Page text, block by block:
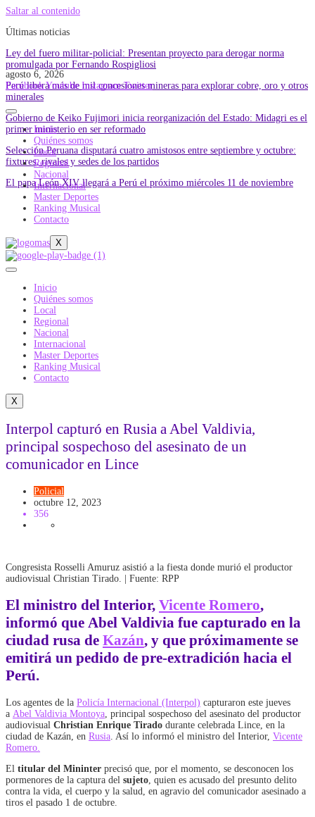
Saltar al contenido
Últimas noticias
Ley del fuero militar-policial: Presentan proyecto para derogar norma
promulgada por Fernando Rospigliosi
Perú libera más de mil concesiones mineras para explorar cobre, oro y otros
minerales
Gobierno de Keiko Fujimori inicia reorganización del Estado: Midagri es el
primer ministerio en ser reformado
Selección Peruana disputará cuatro amistosos entre septiembre y octubre:
fixtures, rivales y sedes de los partidos
El papa León XIV llegará a Perú el próximo miércoles 11 de noviembre
agosto 6, 2026
Facebook Youtube Instagram Twitter
Inicio
Quiénes somos
Local
Regional
Nacional
Internacional
Master Deportes
Ranking Musical
Contacto
X
Inicio
Quiénes somos
Local
Regional
Nacional
Internacional
Master Deportes
Ranking Musical
Contacto
X
Interpol capturó en Rusia a Abel Valdivia,
principal sospechoso del asesinato de un
comunicador en Lince
Policial
octubre 12, 2023
356
Congresista Rosselli Amuruz asistió a la fiesta donde murió el productor
audiovisual Christian Tirado. | Fuente: RPP
El ministro del Interior, Vicente Romero,
informó que Abel Valdivia fue capturado en la
ciudad rusa de Kazán, y que próximamente se
emitirá un pedido de pre-extradición hacia el
Perú.
Los agentes de la Policía Internacional (Interpol) capturaron este jueves
a Abel Valdivia Montoya , principal sospechoso del asesinato del productor
audiovisual Christian Enrique Tirado durante celebrada Lince, en la
ciudad de Kazán, en Rusia . Así lo informó el ministro del Interior, Vicente
Romero.
El titular del Mininter precisó que, por el momento, se desconocen los
pormenores de la captura del sujeto , quien es acusado del presunto delito
contra la vida, el cuerpo y la salud, en agravio del comunicador asesinado a
tiros el pasado 1 de octubre.